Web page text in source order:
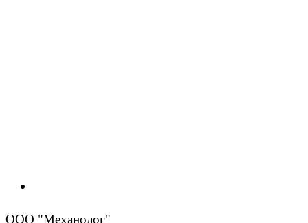
ООО "Механолог"